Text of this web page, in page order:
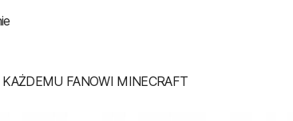
KAŻDEMU FANOWI MINECRAFT